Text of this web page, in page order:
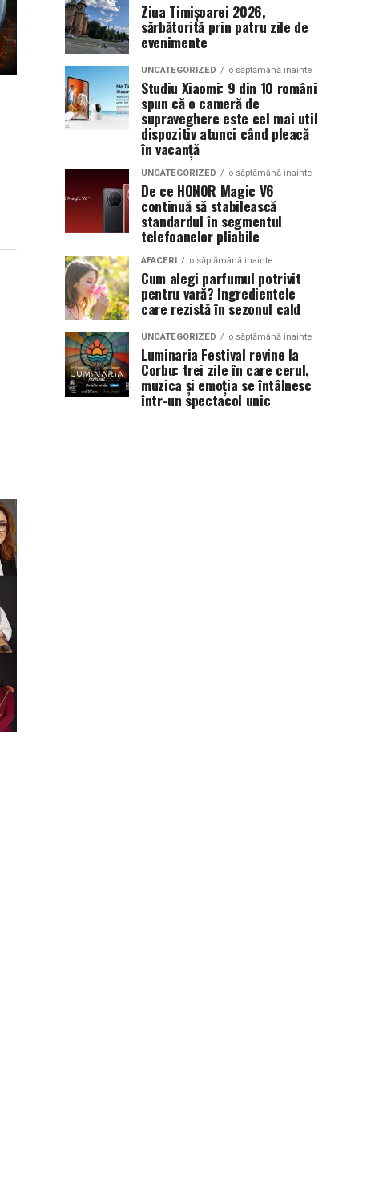
Ziua Timișoarei 2026,
sărbătorită prin patru zile de
evenimente
UNCATEGORIZED o săptămână inainte
Studiu Xiaomi: 9 din 10 români
spun că o cameră de
supraveghere este cel mai util
dispozitiv atunci când pleacă
în vacanță
UNCATEGORIZED o săptămână inainte
De ce HONOR Magic V6
continuă să stabilească
standardul în segmentul
telefoanelor pliabile
AFACERI o săptămână inainte
Cum alegi parfumul potrivit
pentru vară? Ingredientele
care rezistă în sezonul cald
UNCATEGORIZED o săptămână inainte
Luminaria Festival revine la
Corbu: trei zile în care cerul,
muzica și emoția se întâlnesc
într-un spectacol unic